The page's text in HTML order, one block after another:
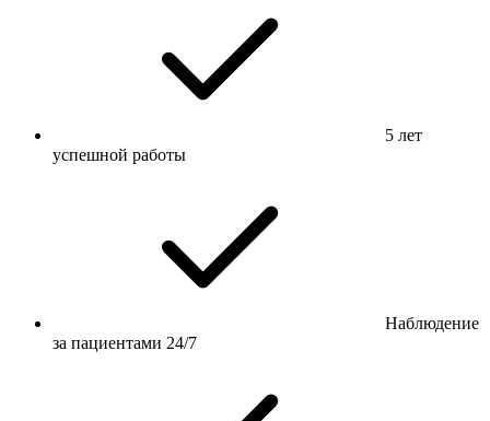
5 лет
успешной работы
Наблюдение
за пациентами 24/7